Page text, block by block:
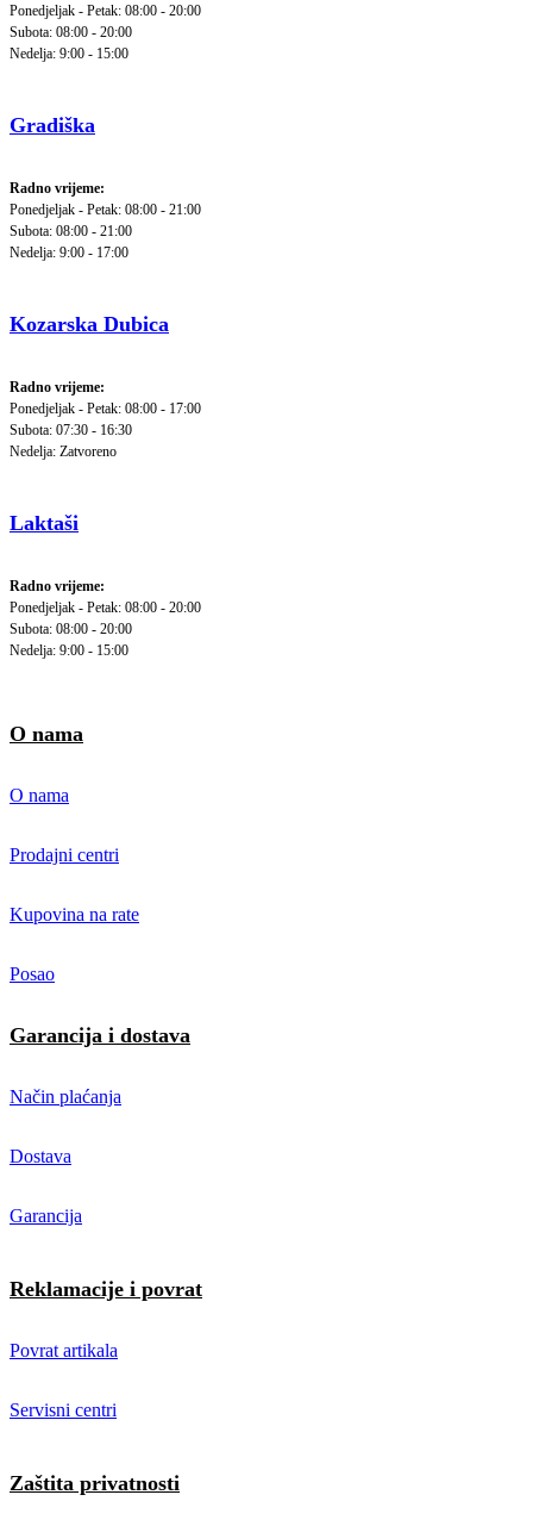
Ponedjeljak - Petak: 08:00 - 20:00
Subota: 08:00 - 20:00
Nedelja: 9:00 - 15:00
Gradiška
Radno vrijeme:
Ponedjeljak - Petak: 08:00 - 21:00
Subota: 08:00 - 21:00
Nedelja: 9:00 - 17:00
Kozarska Dubica
Radno vrijeme:
Ponedjeljak - Petak: 08:00 - 17:00
Subota: 07:30 - 16:30
Nedelja: Zatvoreno
Laktaši
Radno vrijeme:
Ponedjeljak - Petak: 08:00 - 20:00
Subota: 08:00 - 20:00
Nedelja: 9:00 - 15:00
O nama
O nama
Prodajni centri
Kupovina na rate
Posao
Garancija i dostava
Način plaćanja
Dostava
Garancija
Reklamacije i povrat
Povrat artikala
Servisni centri
Zaštita privatnosti